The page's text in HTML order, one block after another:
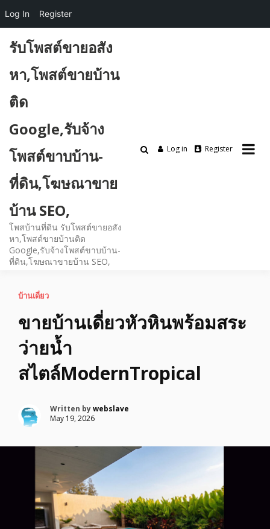
content
รับโพสต์ขายอสัง
หา,โพสต์ขายบ้าน
ติด
Google,รับจ้าง
โพสต์ขาบบ้าน-
ที่ดิน,โฆษณาขาย
บ้าน SEO,
โพสบ้านที่ดิน รับโพสต์ขายอสัง
หา,โพสต์ขายบ้านติด
Google,รับจ้างโพสต์ขาบบ้าน-
ที่ดิน,โฆษณาขายบ้าน SEO,
Log in Register
บ้านเดี่ยว
ขายบ้านเดี่ยวหัวหินพร้อมสระ
ว่ายน้ำ
สไตล์ModernTropical
Written bywebslave
May 19, 2026
Log In Register